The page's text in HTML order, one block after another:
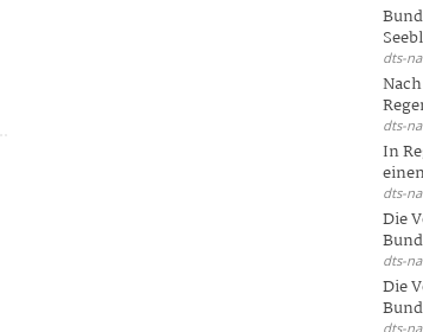
dts-
dts-
In
dts-
Die
dts-
Die
dts-